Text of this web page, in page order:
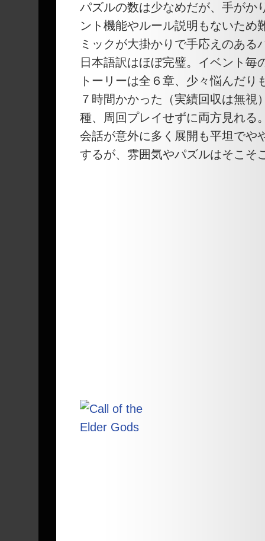
パズルの数は少なめだが、手がか
ント機能やルール説明もないため
ミックが大掛かりで手応えのある
日本語訳はほぼ完璧。イベント毎
トーリーは全６章、少々悩んだり
７時間かかった（実績回収は無視
種、周回プレイせずに両方見れる
会話が意外に多く展開も平坦でや
するが、雰囲気やパズルはそこそ